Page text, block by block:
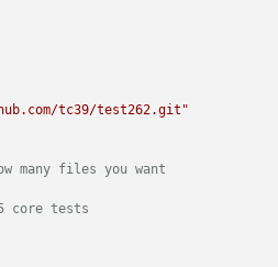
tc39/test262.git"
many files you want
core tests